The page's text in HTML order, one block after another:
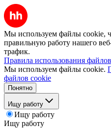
Мы используем файлы cookie,
правильную работу нашего
трафик.
Правила использования
Мы используем файлы cookie.
файлов cookie
Понятно
Ищу работу
Ищу работу
Ищу работу